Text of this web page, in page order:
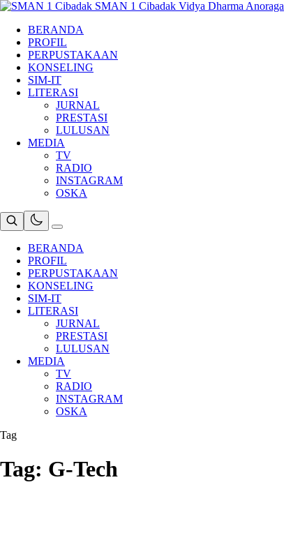
Skip
content
SMAN 1 Cibadak Vidya Dharma Anoraga
BERANDA
PROFIL
PERPUSTAKAAN
KONSELING
SIM-IT
LITERASI
JURNAL
PRESTASI
LULUSAN
MEDIA
TV
RADIO
INSTAGRAM
OSKA
BERANDA
PROFIL
PERPUSTAKAAN
KONSELING
SIM-IT
LITERASI
JURNAL
PRESTASI
LULUSAN
MEDIA
TV
RADIO
INSTAGRAM
OSKA
Tag
Tag: G-Tech